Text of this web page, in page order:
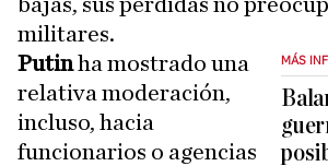
militares.
MÁS
Putinha mostrado una
relativa moderación,
incluso, hacia
funcionarios o agencias